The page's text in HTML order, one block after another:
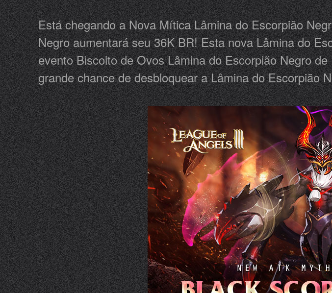
Está chegando a Nova Mítica Lâmina do Escorpião
Negro aumentará seu 36K BR! Esta nova Lâmina do
evento Biscoito de Ovos Lâmina do Escorpião Negro
grande chance de desbloquear a Lâmina do Escorpião